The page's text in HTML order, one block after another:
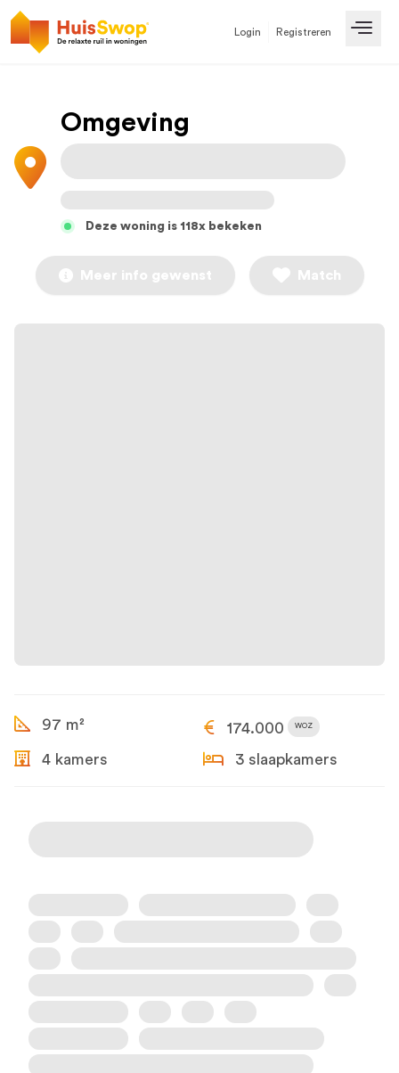
Login Registreren
Omgeving
Deze woning is 118x bekeken
Meer info gewenst Match
97 m² 174.000 WOZ
4 kamers 3 slaapkamers